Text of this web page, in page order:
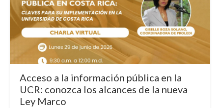
Acceso a la información pública en la
UCR: conozca los alcances de la nueva
Ley Marco